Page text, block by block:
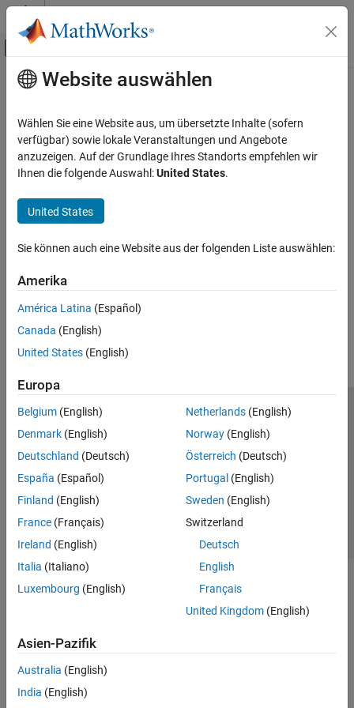
Weiter zum Inhalt
Umschaltung für Off-Canvas-
Startseite der Dokumentation
Hauptinhalt
How useful was this information?
Website auswählen
Wählen Sie eine Website aus, um übersetzte Inhalte (sofern
verfügbar) sowie lokale Veranstaltungen und Angebote
anzuzeigen. Auf der Grundlage Ihres Standorts empfehlen wir
Ihnen die folgende Auswahl:United States.
United States
Sie können auch eine Website aus der folgenden Liste auswählen:
Amerika
América Latina (Español)
Canada (English)
United States (English)
Europa
Belgium (English)
Denmark (English)
Deutschland (Deutsch)
España (Español)
Finland (English)
France (Français)
Ireland (English)
Italia (Italiano)
Luxembourg (English)
Netherlands(English)
Norway(English)
Österreich (Deutsch)
Portugal (English)
Sweden (English)
Switzerland
Deutsch
English
Français
United Kingdom(English)
Asien-Pazifik
Australia (English)
India (English)
Trust Center
Datenschutz-Richtlinien
Datendiebstahl verhindern
Status von Anwendungen
© 1994-2026 The MathWorks, Inc.
Website auswählen
Deutschland